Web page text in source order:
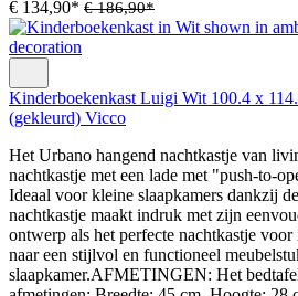
€ 134,90* € 186,90*
Kinderboekenkast Luigi Wit 100.4 x
(gekleurd) Vicco
Het Urbano hangend nachtkastje van
nachtkastje met een lade met "push-to-
Ideaal voor kleine slaapkamers dankzij
nachtkastje maakt indruk met zijn
ontwerp als het perfecte nachtkastje
naar een stijlvol en functioneel
slaapkamer.AFMETINGEN: Het